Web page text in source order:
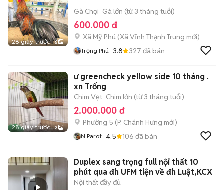
28 giây trước 6
Gà Chọi Gà lớn (từ 3 tháng tuổi)
600.000 đ
Xã Mỹ Phú (Xã Vĩnh Thạnh Trung mới)
Trọng Phú 3.8 327 đã bán
28 giây trước 2
ư greencheck yellow side 10 tháng .
xn Trống
Chim Vẹt Chim lớn (từ 3 tháng tuổi)
2.000.000 đ
Phường 5 (P. Chánh Hưng mới)
N Parot 4.5 106 đã bán
Duplex sang trọng full nội thất 10
phút qua đh UFM tiện về đh Luật,KCX
Nội thất đầy đủ